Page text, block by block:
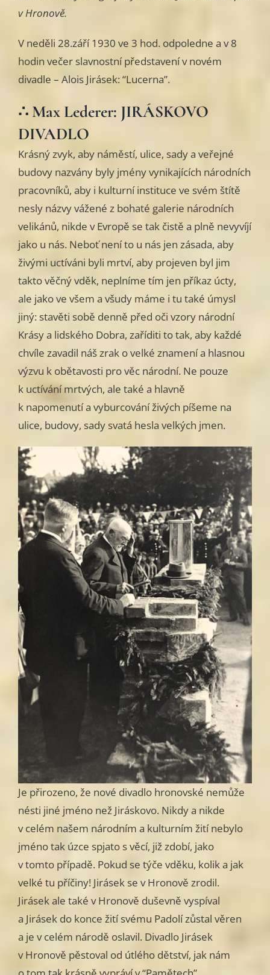
v Hronově.
V neděli 28.září 1930 ve 3 hod. odpoledne a v 8
hodin večer slavnostní představení v novém
divadle – Alois Jirásek: “Lucerna”.
∴ Max Lederer: JIRÁSKOVO
DIVADLO
Krásný zvyk, aby náměstí, ulice, sady a veřejné
budovy nazvány byly jmény vynikajících národních
pracovníků, aby i kulturní instituce ve svém štítě
nesly názvy vážené z bohaté galerie národních
velikánů, nikde v Evropě se tak čistě a plně nevyvíjí
jako u nás. Neboť není to u nás jen zásada, aby
živými uctíváni byli mrtví, aby projeven byl jim
takto věčný vděk, neplníme tím jen příkaz úcty,
ale jako ve všem a všudy máme i tu také úmysl
jiný: stavěti sobě denně před oči vzory národní
Krásy a lidského Dobra, zaříditi to tak, aby každé
chvíle zavadil náš zrak o velké znamení a hlasnou
výzvu k obětavosti pro věc národní. Ne pouze
k uctívání mrtvých, ale také a hlavně
k napomenutí a vyburcování živých píšeme na
ulice, budovy, sady svatá hesla velkých jmen.
Je přirozeno, že nové divadlo hronovské nemůže
nésti jiné jméno než Jiráskovo. Nikdy a nikde
v celém našem národním a kulturním žití nebylo
jméno tak úzce spjato s věcí, již zdobí, jako
v tomto případě. Pokud se týče vděku, kolik a jak
velké tu příčiny! Jirásek se v Hronově zrodil.
Jirásek ale také v Hronově duševně vyspíval
a Jirásek do konce žití svému Padolí zůstal věren
a je v celém národě oslavil. Divadlo Jirásek
v Hronově pěstoval od útlého dětství, jak nám